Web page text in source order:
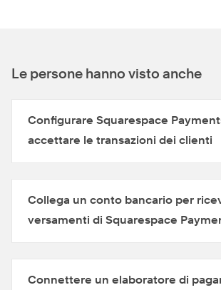
Le persone hanno visto anche
Configurare Squarespace
accettare le transazioni dei clienti
Collega un conto bancario per
versamenti di Squarespace
Connettere un elaboratore di